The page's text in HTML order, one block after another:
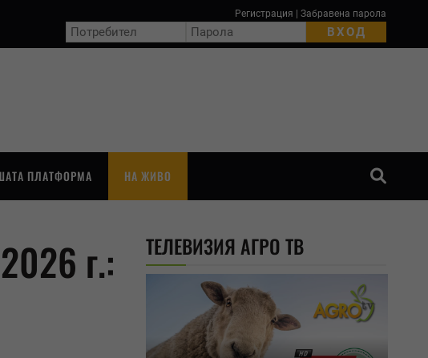
Регистрация Забравена парола
ПЛАТФОРМА НА ЖИВО
г.: ТЕЛЕВИЗИЯ АГРО ТВ